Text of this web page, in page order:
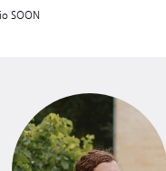
SOON
van Nunen,